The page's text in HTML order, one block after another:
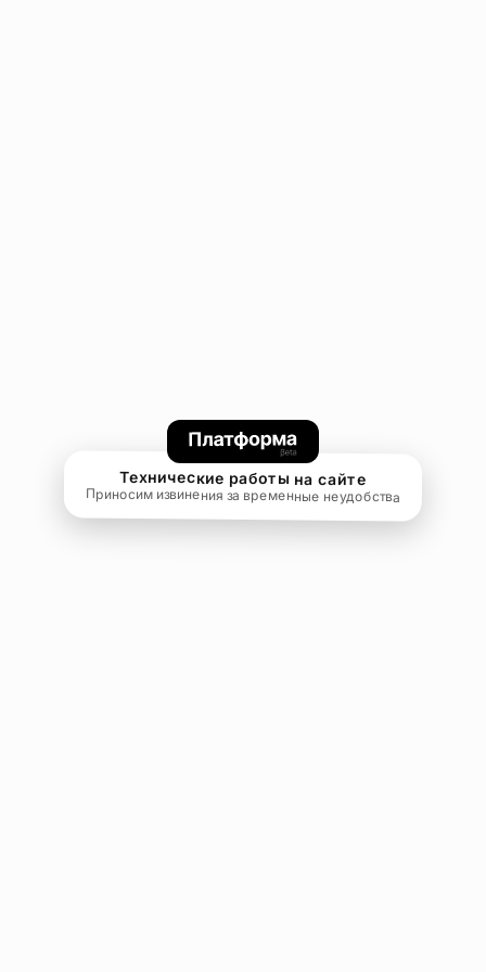
Технические работы на сайте
Приносим извинения за временные неудобства